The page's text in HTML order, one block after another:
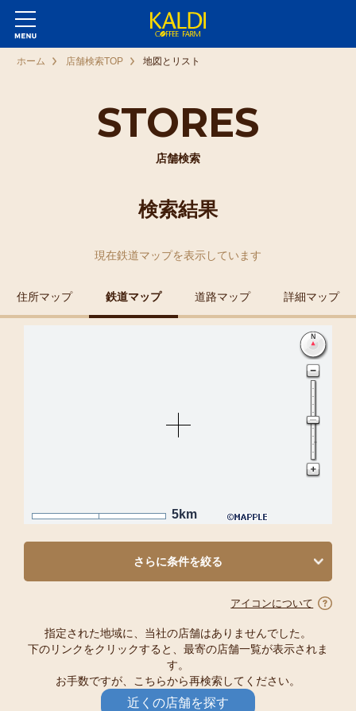
STORES
店舗検索
ホーム 店舗検索TOP 地図とリスト
検索結果
現在鉄道マップを表示しています
住所マップ 鉄道マップ 道路マップ 詳細マップ
5km
さらに条件を絞る
アイコンについて
指定された地域に、当社の店舗はありませんでした。
下のリンクをクリックすると、最寄の店舗一覧が表示されま
す。
お手数ですが、こちらから再検索してください。
近くの店舗を探す